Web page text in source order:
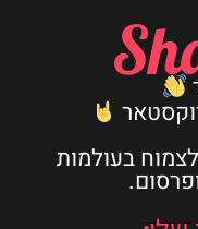
בעולמות